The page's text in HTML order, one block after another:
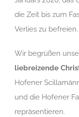
die Zeit bis zum
Verlies zu befreien.
Wir begrüßen
liebreizende
Hofener
und die Hofener
repräsentieren.